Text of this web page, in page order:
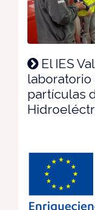
El IES
partículas